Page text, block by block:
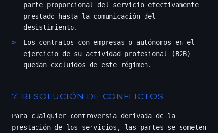
parte proporcional del servicio efectivamente
prestado hasta la comunicación del
desistimiento.
Los contratos con empresas o autónomos en el
ejercicio de su actividad profesional (B2B)
quedan excluidos de este régimen.
7. RESOLUCIÓN DE CONFLICTOS
Para cualquier controversia derivada de la
prestación de los servicios, las partes se someten